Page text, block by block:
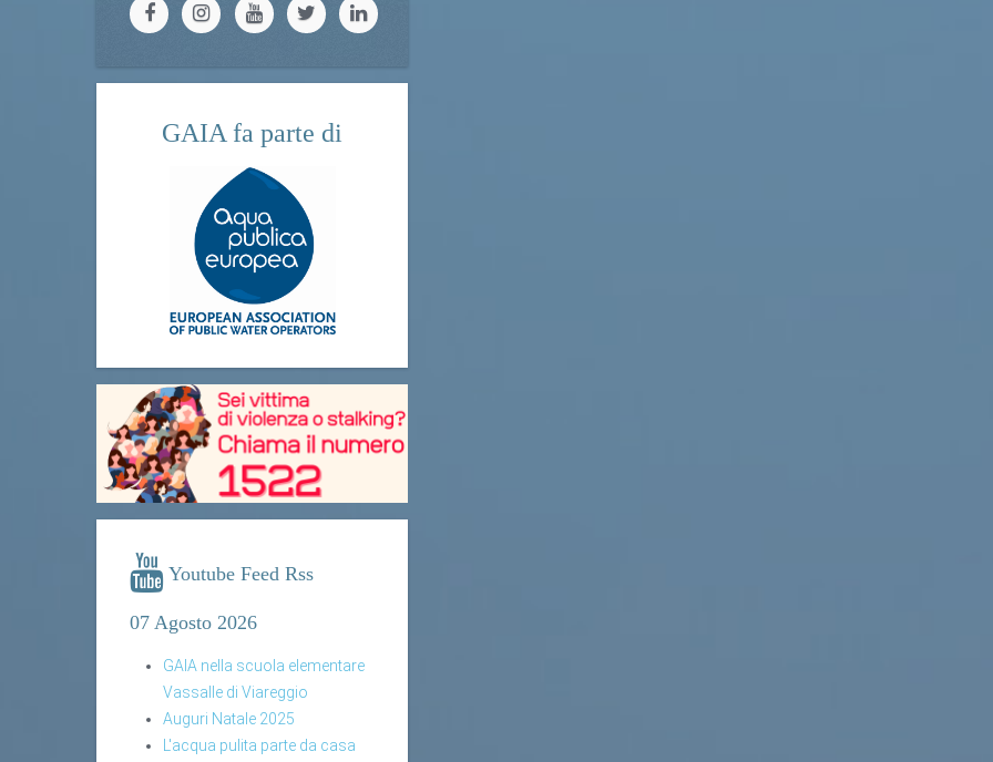
GAIA fa parte di
Youtube Feed Rss
07 Agosto 2026
GAIA nella scuola elementare
Vassalle di Viareggio
Auguri Natale 2025
L'acqua pulita parte da casa